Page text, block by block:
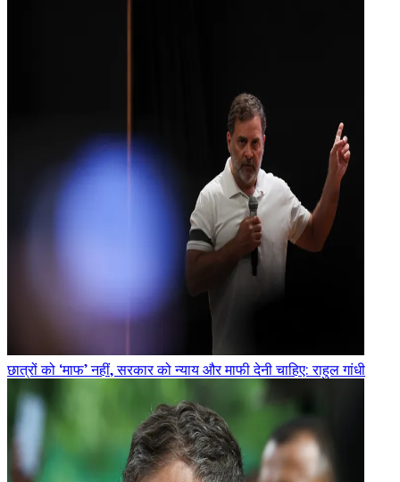
छात्रों को ‘माफ’ नहीं, सरकार को न्याय और माफी देनी चाहिए: राहुल गांधी